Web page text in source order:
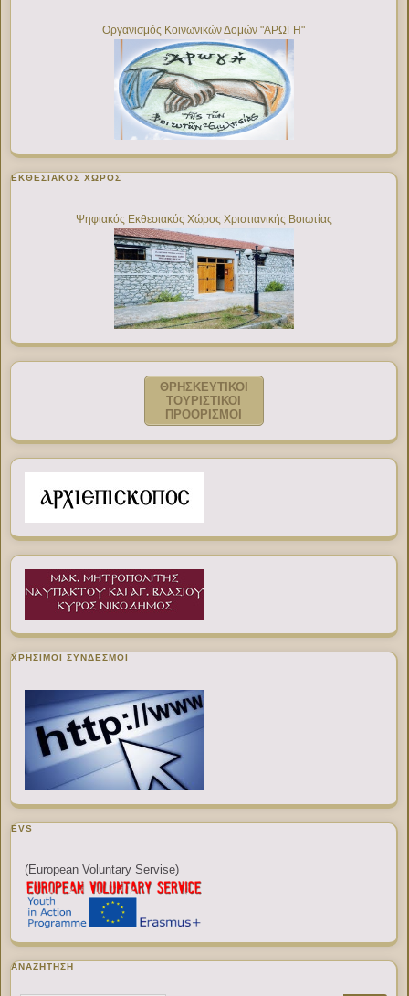
Οργανισμός Κοινωνικών Δομών "ΑΡΩΓΗ"
ΕΚΘΕΣΙΑΚΌΣ ΧΏΡΟΣ
Ψηφιακός Εκθεσιακός Χώρος Χριστιανικής Βοιωτίας
ΘΡΗΣΚΕΥΤΙΚΟΙ
ΤΟΥΡΙΣΤΙΚΟΙ
ΠΡΟΟΡΙΣΜΟΙ
ΧΡΉΣΙΜΟΙ ΣΎΝΔΕΣΜΟΙ
EVS
(European Voluntary Servise)
ΑΝΑΖΉΤΗΣΗ